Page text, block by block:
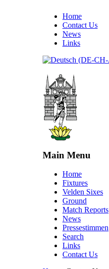
Home
Contact Us
News
Links
Main Menu
Home
Fixtures
Velden Sixes
Ground
Match Reports
News
Pressestimmen
Search
Links
Contact Us